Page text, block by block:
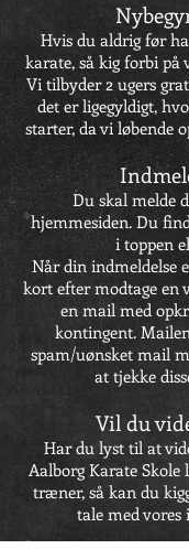
Hvis du aldrig før
karate, så kig forbi på
Vi tilbyder 2 ugers
det er ligegyldigt,
starter, da vi løbende
Du skal melde
hjemmesiden. Du
i toppen
Når din indmeldelse
kort efter modtage en
en mail med
kontingent.
spam/uønsket mail
at tjekke
Vil du
Har du lyst til at
Aalborg Karate Skole
træner, så kan du
tale med